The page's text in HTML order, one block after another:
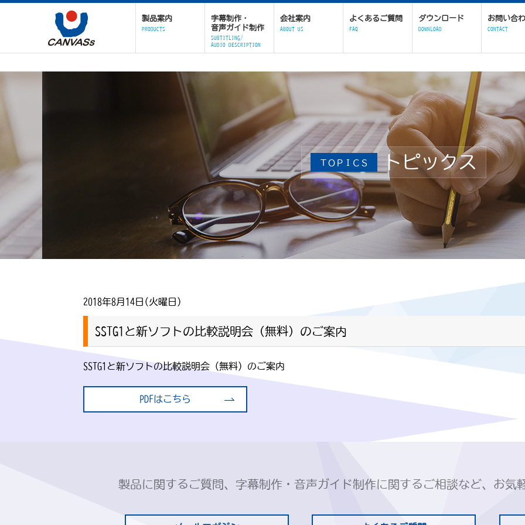
製品案内
PRODUCTS
字幕制作・
音声ガイド制作
SUBTITLING/
AUDIO DESCRIPTION
会社案内
ABOUT US
よくあるご質問
FAQ
ダウンロード
DOWNLOAD
お問い合
CONTACT
ＴＯＰＩＣＳ トピックス
2018年8月14日(火曜日)
SSTG1と新ソフトの比較説明会（無料）のご案内
SSTG1と新ソフトの比較説明会（無料）のご案内
PDFはこちら
製品に関するご質問、字幕制作・音声ガイド制作に関するご相談など、お気